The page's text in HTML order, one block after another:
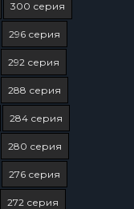
300 серия
296 серия
292 серия
288 серия
284 серия
280 серия
276 серия
272 серия